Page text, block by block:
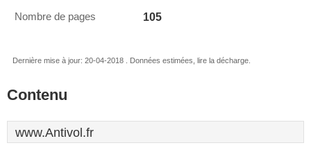
Nombre de pages 105
Dernière mise à jour: 20-04-2018 . Données estimées, lire la décharge.
Contenu
www.Antivol.fr